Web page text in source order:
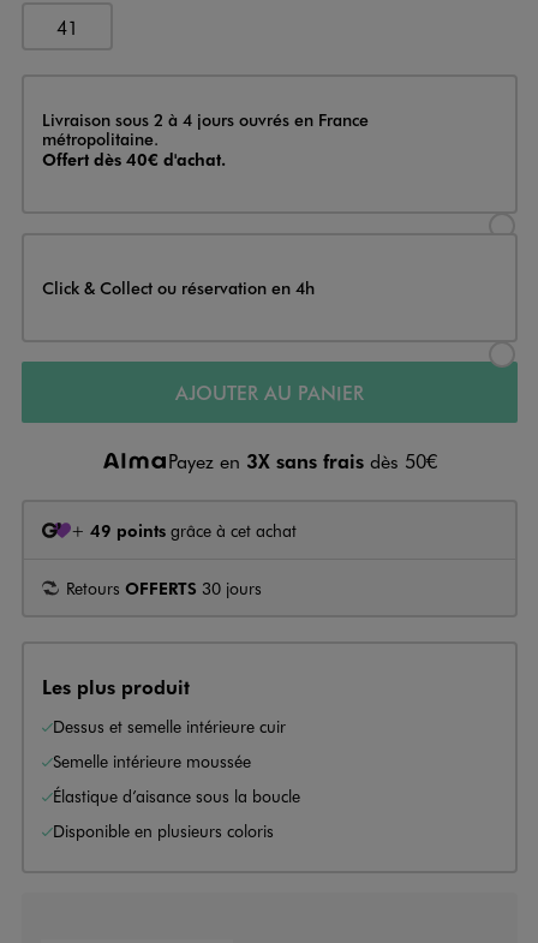
41
Livraison
Livraison sous 2 à 4 jours ouvrés en France
métropolitaine.
Offert dès 40€ d'achat.
Click & Collect ou réservation en 4h
AJOUTER AU PANIER
Payez en 3X sans frais dès 50€
+ 49 points grâce à cet achat
Retours OFFERTS 30 jours
Les plus produit
Dessus et semelle intérieure cuir
Semelle intérieure moussée
Élastique d’aisance sous la boucle
Disponible en plusieurs coloris